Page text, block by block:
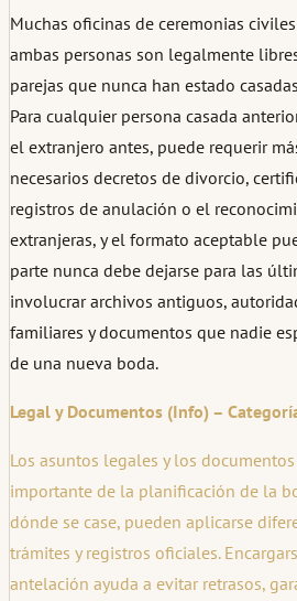
Muchas oficinas de ceremonias
ambas personas son legalmente
parejas que nunca han estado
Para cualquier persona casada
el extranjero antes, puede requerir
necesarios decretos de divorcio,
registros de anulación o el
extranjeras, y el formato aceptable
parte nunca debe dejarse para las
involucrar archivos antiguos,
familiares y documentos que nadie
de una nueva boda.
Legal y Documentos (Info) –
Los asuntos legales y los
importante de la planificación de la
dónde se case, pueden aplicarse
trámites y registros oficiales.
antelación ayuda a evitar retrasos,